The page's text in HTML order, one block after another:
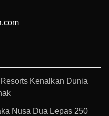
Kenalkan Dunia
Nusa Dua Lepas 250